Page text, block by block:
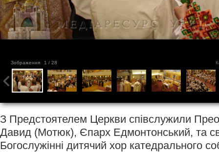
Зображення 1 / 28
З Предстоятелем Церкви співслужили
Давид (Мотюк), Єпарх Едмонтонський, та
Богослужінні дитячий хор катедрального